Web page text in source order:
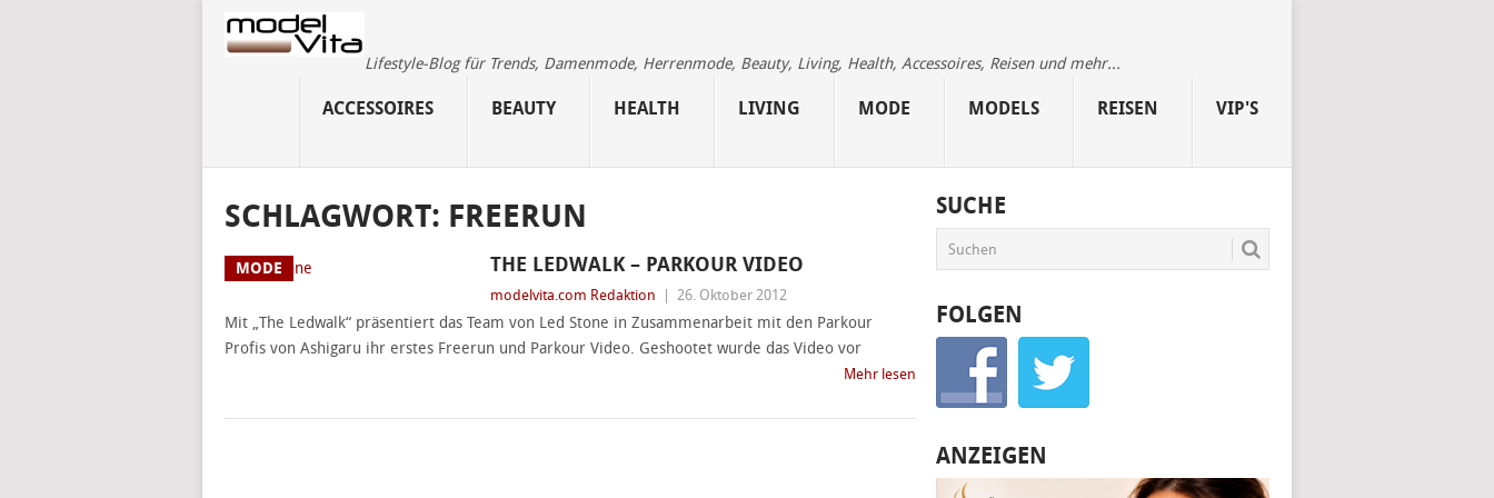
Lifestyle-Blog für Trends, Damenmode, Herrenmode, Beauty, Living, Health, Accessoires, Reisen und mehr...
ACCESSOIRES BEAUTY HEALTH LIVING MODE MODELS REISEN VIP'S
SCHLAGWORT: FREERUN
MODE THE LEDWALK – PARKOUR VIDEO
modelvita.com Redaktion 26. Oktober 2012
Mit „The Ledwalk“ präsentiert das Team von Led Stone in Zusammenarbeit mit den Parkour
Profis von Ashigaru ihr erstes Freerun und Parkour Video. Geshootet wurde das Video vor
Mehr lesen
SUCHE
FOLGEN
ANZEIGEN